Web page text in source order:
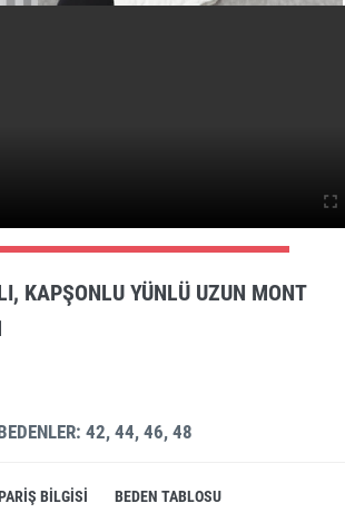
KAPŞONLU YÜNLÜ UZUN MONT
42, 44, 46, 48
BILGISI BEDEN TABLOSU